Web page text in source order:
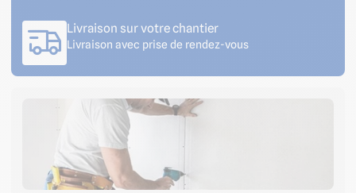
Livraison sur votre chantier
Livraison avec prise de rendez-vous